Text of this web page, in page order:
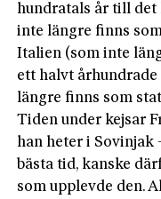
hundratals år till det
inte längre finns
Italien (som inte
ett halvt
längre finns som
Tiden under kejsar
han heter i Sovinjak
bästa tid, kanske
som upplevde den.